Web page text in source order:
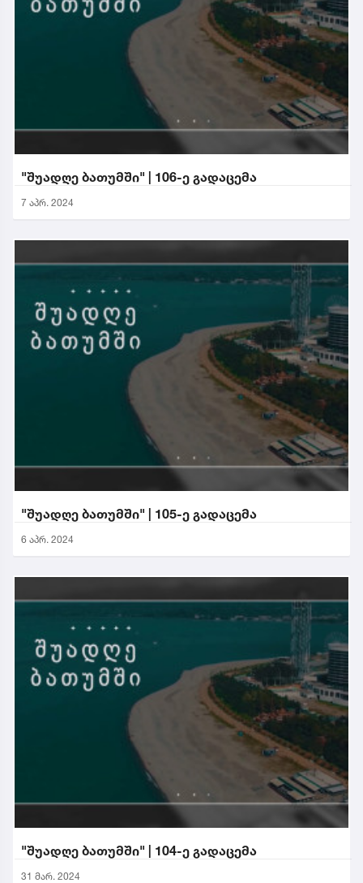
"შუადღე ბათუმში" | 106-ე გადაცემა
7 აპრ. 2024
"შუადღე ბათუმში" | 105-ე გადაცემა
6 აპრ. 2024
"შუადღე ბათუმში" | 104-ე გადაცემა
31 მარ. 2024